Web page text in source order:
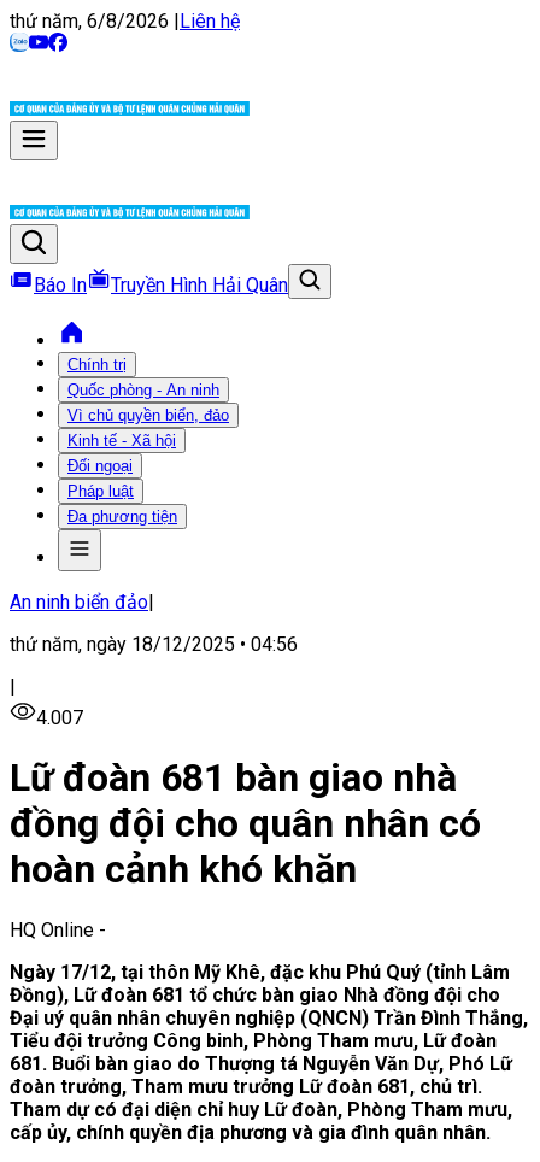
thứ năm, 6/8/2026 |Liên hệ
Báo In Truyền Hình Hải Quân
Chính trị
Quốc phòng - An ninh
Vì chủ quyền biển, đảo
Kinh tế - Xã hội
Đối ngoại
Pháp luật
Đa phương tiện
An ninh biển đảo|
thứ năm, ngày 18/12/2025 • 04:56
|
4.007
Lữ đoàn 681 bàn giao nhà
đồng đội cho quân nhân có
hoàn cảnh khó khăn
HQ Online -
Ngày 17/12, tại thôn Mỹ Khê, đặc khu Phú Quý (tỉnh Lâm
Đồng), Lữ đoàn 681 tổ chức bàn giao Nhà đồng đội cho
Đại uý quân nhân chuyên nghiệp (QNCN) Trần Đình Thắng,
Tiểu đội trưởng Công binh, Phòng Tham mưu, Lữ đoàn
681. Buổi bàn giao do Thượng tá Nguyễn Văn Dự, Phó Lữ
đoàn trưởng, Tham mưu trưởng Lữ đoàn 681, chủ trì.
Tham dự có đại diện chỉ huy Lữ đoàn, Phòng Tham mưu,
cấp ủy, chính quyền địa phương và gia đình quân nhân.